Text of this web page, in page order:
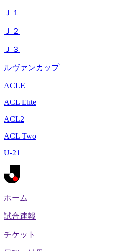
Ｊ１
Ｊ２
Ｊ３
ルヴァンカップ
ACLE
ACL Elite
ACL2
ACL Two
U-21
ホーム
試合速報
チケット